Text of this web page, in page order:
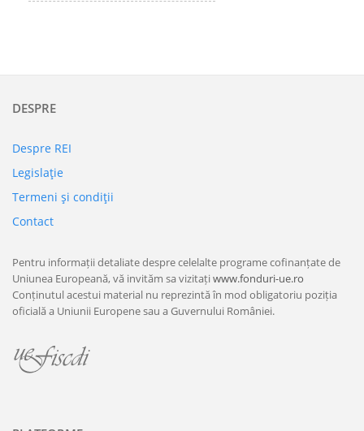
DESPRE
Despre REI
Legislaţie
Termeni şi condiţii
Contact
Pentru informații detaliate despre celelalte programe cofinanțate de
Uniunea Europeană, vă invităm sa vizitațiwww.fonduri-ue.ro
Conținutul acestui material nu reprezintă în mod obligatoriu poziția
oficială a Uniunii Europene sau a Guvernului României.